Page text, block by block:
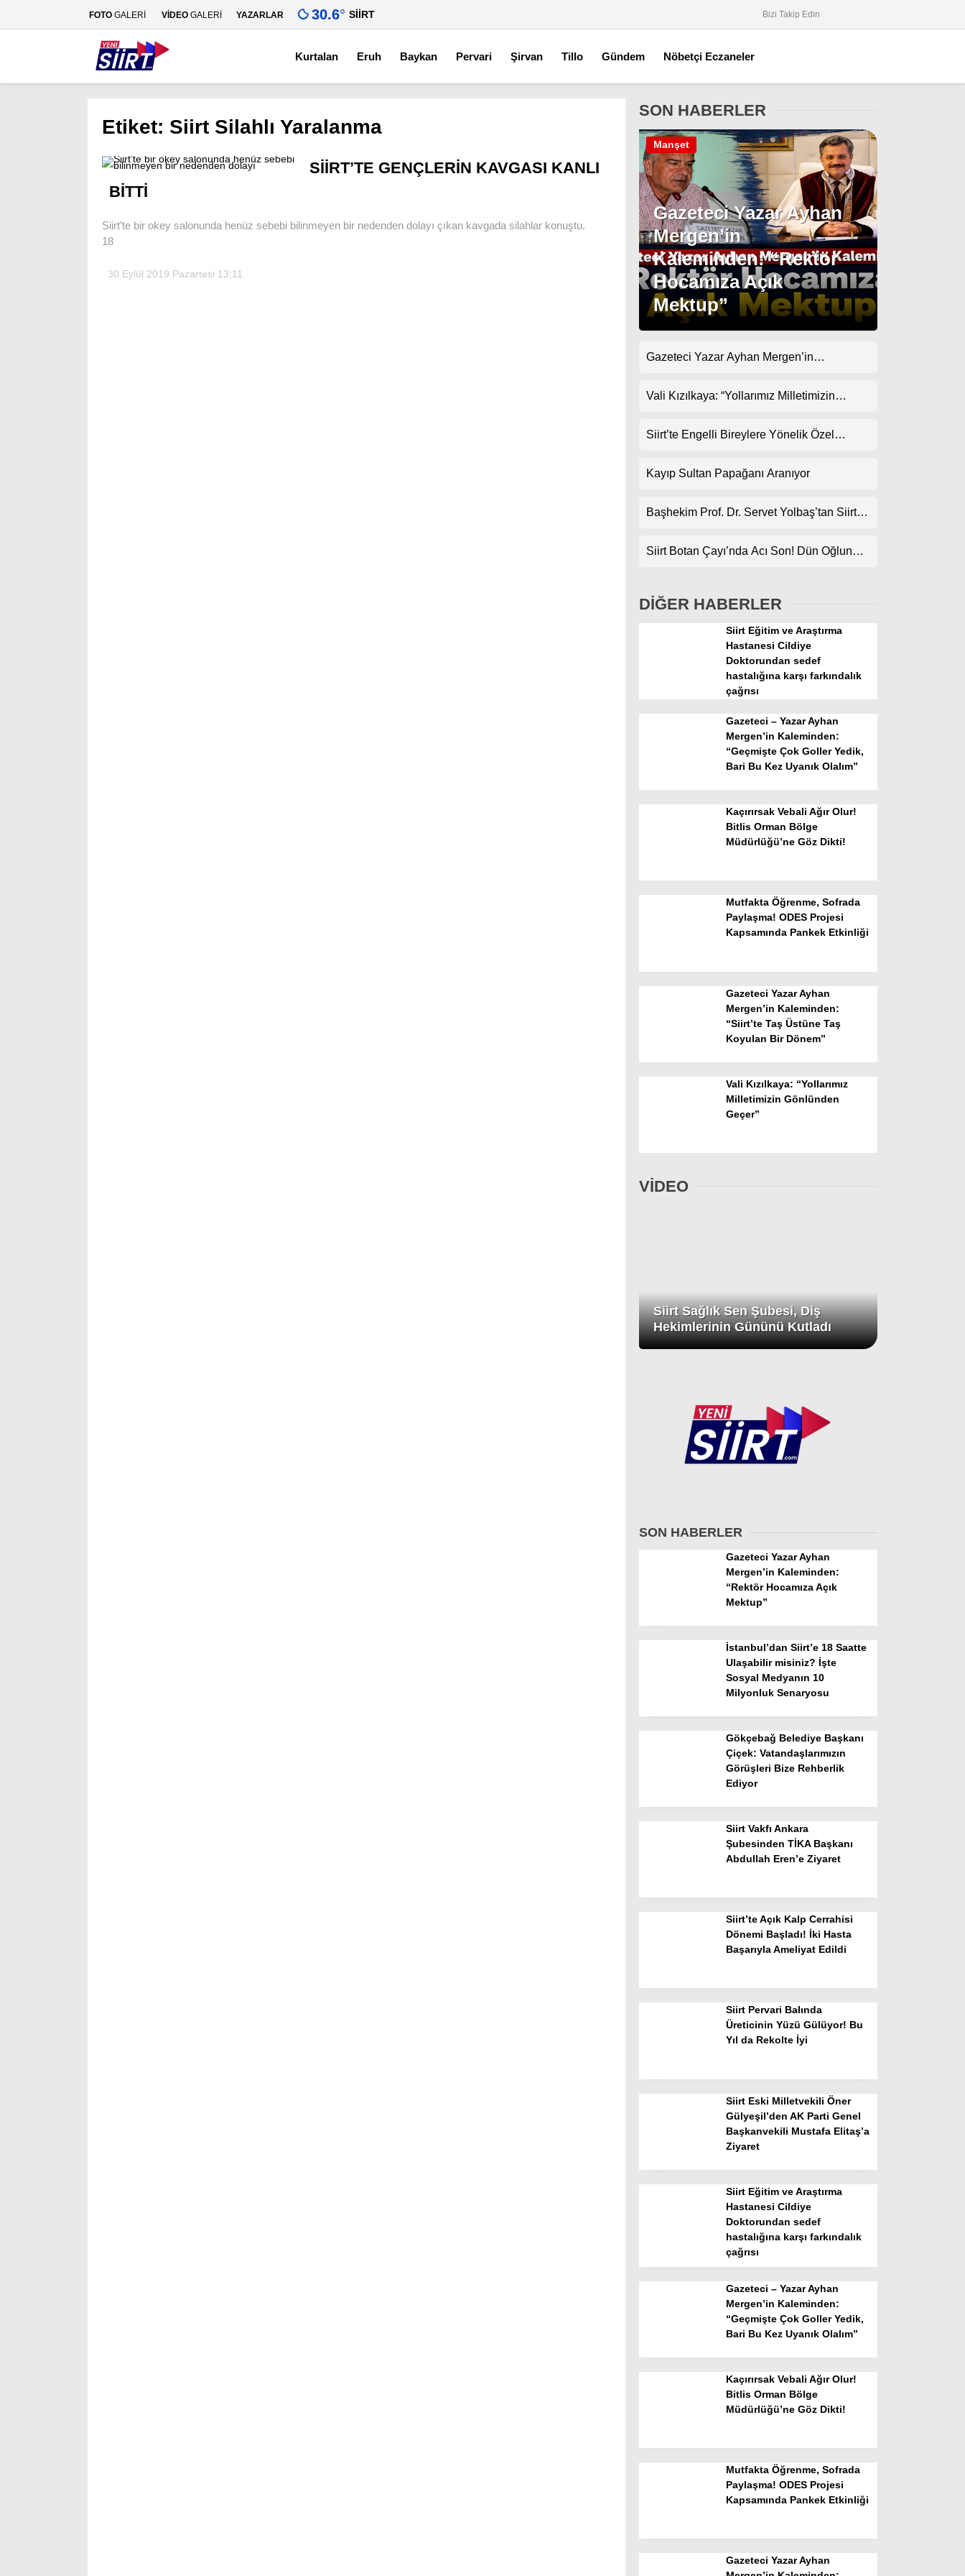
Gündem
Spor
Teknoloji
WhatsApp İhbar Hattı
FOTO GALERİ VİDEO GALERİ YAZARLAR 30.6° SIIRT Bizi Takip Edin
Kurtalan Eruh Baykan Pervari Şirvan Tillo Gündem Nöbetçi Eczaneler
Etiket: Siirt Silahlı Yaralanma
SİİRT’TE GENÇLERİN KAVGASI KANLI
BİTTİ
Siirt’te bir okey salonunda henüz sebebi bilinmeyen bir nedenden dolayı çıkan kavgada silahlar konuştu.
18
30 Eylül 2019 Pazartesi 13:11
SON HABERLER
Gazeteci Yazar Ayhan
Mergen’in
Kaleminden: “Rektör
Hocamıza Açık
Mektup”
Manşet
Gazeteci Yazar Ayhan Mergen’in
Koyulan Bir Dönem”
Vali Kızılkaya: “Yollarımız Milletimizin
Siirt’te Engelli Bireylere Yönelik Özel
Kayıp Sultan Papağanı Aranıyor
Başhekim Prof. Dr. Servet Yolbaş’tan Siirt’e
Siirt Botan Çayı’nda Acı Son! Dün Oğlunun,
DİĞER HABERLER
Siirt Eğitim ve Araştırma
Hastanesi Cildiye
Doktorundan sedef
hastalığına karşı farkındalık
çağrısı
Gazeteci – Yazar Ayhan
Mergen’in Kaleminden:
“Geçmişte Çok Goller Yedik,
Bari Bu Kez Uyanık Olalım”
Kaçırırsak Vebali Ağır Olur!
Bitlis Orman Bölge
Müdürlüğü’ne Göz Dikti!
Mutfakta Öğrenme, Sofrada
Paylaşma! ODES Projesi
Kapsamında Pankek Etkinliği
Gazeteci Yazar Ayhan
Mergen’in Kaleminden:
“Siirt’te Taş Üstüne Taş
Koyulan Bir Dönem”
Vali Kızılkaya: “Yollarımız
Milletimizin Gönlünden
Geçer”
VİDEO
Siirt Sağlık Sen Şubesi, Diş
Hekimlerinin Gününü Kutladı
SON HABERLER
Gazeteci Yazar Ayhan
Mergen’in Kaleminden:
“Rektör Hocamıza Açık
Mektup”
İstanbul’dan Siirt’e 18 Saatte
Ulaşabilir misiniz? İşte
Sosyal Medyanın 10
Milyonluk Senaryosu
Gökçebağ Belediye Başkanı
Çiçek: Vatandaşlarımızın
Görüşleri Bize Rehberlik
Ediyor
Siirt Vakfı Ankara
Şubesinden TİKA Başkanı
Abdullah Eren’e Ziyaret
Siirt’te Açık Kalp Cerrahisi
Dönemi Başladı! İki Hasta
Başarıyla Ameliyat Edildi
Siirt Pervari Balında
Üreticinin Yüzü Gülüyor! Bu
Yıl da Rekolte İyi
Siirt Eski Milletvekili Öner
Gülyeşil’den AK Parti Genel
Başkanvekili Mustafa Elitaş’a
Ziyaret
Siirt Eğitim ve Araştırma
Hastanesi Cildiye
Doktorundan sedef
hastalığına karşı farkındalık
çağrısı
Gazeteci – Yazar Ayhan
Mergen’in Kaleminden:
“Geçmişte Çok Goller Yedik,
Bari Bu Kez Uyanık Olalım”
Kaçırırsak Vebali Ağır Olur!
Bitlis Orman Bölge
Müdürlüğü’ne Göz Dikti!
Mutfakta Öğrenme, Sofrada
Paylaşma! ODES Projesi
Kapsamında Pankek Etkinliği
Gazeteci Yazar Ayhan